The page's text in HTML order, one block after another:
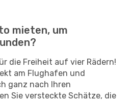
mieten, um
die Freiheit auf vier Rädern!
am Flughafen und
ganz nach Ihren
Sie versteckte Schätze, die